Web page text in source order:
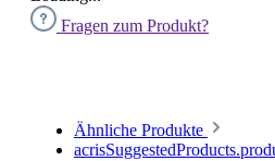
Fragen zum Produkt?
Ähnliche Produkte